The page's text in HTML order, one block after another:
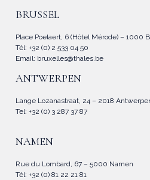
BRUSSEL
Place Poelaert, 6 (Hôtel Mérode) – 1000
Tél: +32 (0) 2 533 04 50
Email: bruxelles@thales.be
ANTWERPEN
Lange Lozanastraat, 24 – 2018
Tel: +32 (0) 3 287 37 87
NAMEN
Rue du Lombard, 67 – 5000 Namen
Tél: +32 (0) 81 22 21 81